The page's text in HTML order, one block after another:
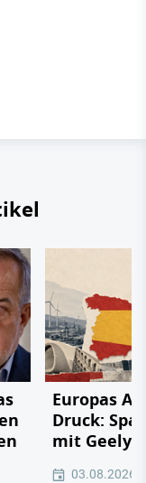
Europas
Druck:
mit Geely,
03.08.2026